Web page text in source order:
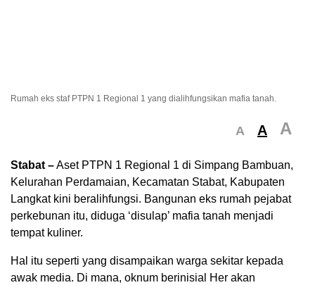
Rumah eks staf PTPN 1 Regional 1 yang dialihfungsikan mafia tanah.
A A A
Stabat –Aset PTPN 1 Regional 1 di Simpang Bambuan,
Kelurahan Perdamaian, Kecamatan Stabat, Kabupaten
Langkat kini beralihfungsi. Bangunan eks rumah pejabat
perkebunan itu, diduga ‘disulap’ mafia tanah menjadi
tempat kuliner.
Hal itu seperti yang disampaikan warga sekitar kepada
awak media. Di mana, oknum berinisial Her akan